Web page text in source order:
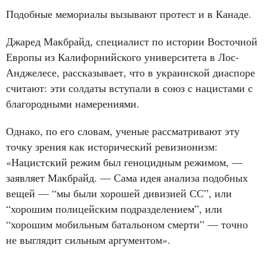
Подобные мемориалы вызывают протест и в Канаде.
Джаред Макбрайд, специалист по истории Восточной
Европы из Калифорнийского университета в Лос-
Анджелесе, рассказывает, что в украинской диаспоре
считают: эти солдаты вступали в союз с нацистами с
благородными намерениями.
Однако, по его словам, ученые рассматривают эту
точку зрения как исторический ревизионизм:
«Нацистский режим был геноцидным режимом, —
заявляет Макбрайд. — Сама идея анализа подобных
вещей — “мы были хорошей дивизией СС”, или
“хорошим полицейским подразделением”, или
“хорошим мобильным батальоном смерти” — точно
не выглядит сильным аргументом».